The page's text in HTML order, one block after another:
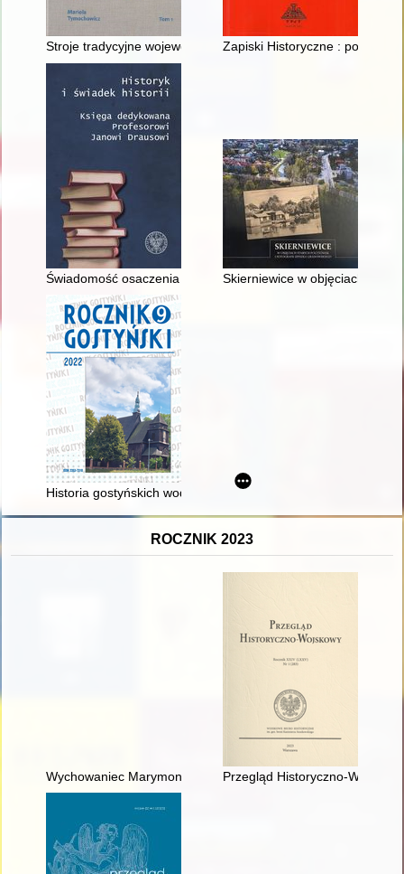
Stroje tradycyjne województwa lubelskiego. T. 1,
Zapiski Historyczne :
Świadomość osaczenia : prymas Stefan Wyszyński pośród
Skierniewice w objęciach
Historia gostyńskich wodociągów
ROCZNIK 2023
Wychowaniec Marymontu Przegląd Historyczno-